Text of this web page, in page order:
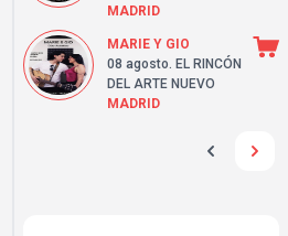
MADRID
MARIE Y GIO
08 agosto. EL RINCÓN
DEL ARTE NUEVO
MADRID